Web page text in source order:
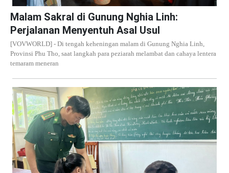
Malam Sakral di Gunung Nghia Linh:
Perjalanan Menyentuh Asal Usul
[VOVWORLD] - Di tengah keheningan malam di Gunung Nghia Linh,
Provinsi Phu Tho, saat langkah para peziarah melambat dan cahaya lentera
temaram meneran